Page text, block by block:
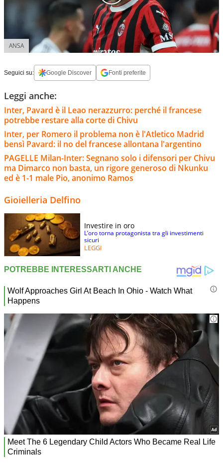
ANSA
Seguici su: Google Discover Fonti preferite
Leggi anche:
Inter, Pavard è il Leao nerazzurro: perché il francese
potrebbe restare alla corte di Chivu
Inter, per Romero il problema non è l'Atletico Madrid
bensì Pavard: il no del francese allontana l'argentino
PAGELLE Milan-Inter: Segnano solo i difensori per Chivu
ma Dimarco non basta, un rigore generoso di Nkunku
ed è 1-1 male Pio, anonimo Ramos
Gioielleria Delfino
Investire in oro
L’oro torna protagonista tra gli investimenti
sicuri
LEGGI